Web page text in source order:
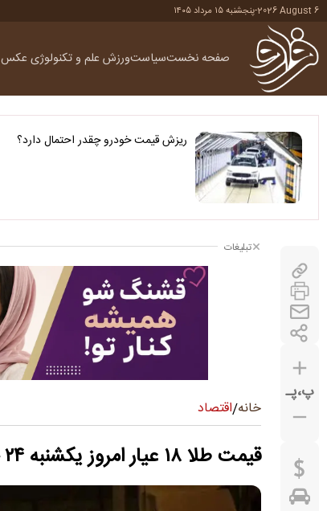
2026 August 6
-پنجشنبه ۱۵ مرداد ۱۴۰۵
صفحه نخستسیاستورزش علم و تکنولوژی عکس
ریزش قیمت خودرو چقدر احتمال دارد؟
پ،پـ
تبلیغات
خانه/اقتصاد
قیمت طلا ۱۸ عیار امروز یکشنبه ۲۴ خرداد ۱۴۰۵